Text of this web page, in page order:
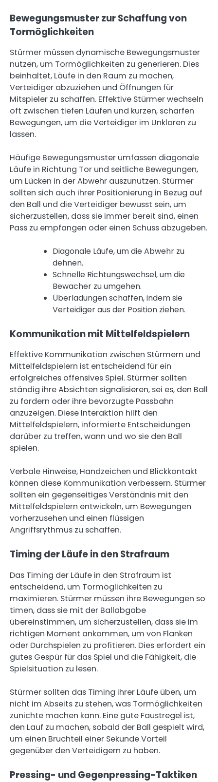
Bewegungsmuster zur Schaffung von
Tormöglichkeiten
Stürmer müssen dynamische Bewegungsmuster
nutzen, um Tormöglichkeiten zu generieren. Dies
beinhaltet, Läufe in den Raum zu machen,
Verteidiger abzuziehen und Öffnungen für
Mitspieler zu schaffen. Effektive Stürmer wechseln
oft zwischen tiefen Läufen und kurzen, scharfen
Bewegungen, um die Verteidiger im Unklaren zu
lassen.
Häufige Bewegungsmuster umfassen diagonale
Läufe in Richtung Tor und seitliche Bewegungen,
um Lücken in der Abwehr auszunutzen. Stürmer
sollten sich auch ihrer Positionierung in Bezug auf
den Ball und die Verteidiger bewusst sein, um
sicherzustellen, dass sie immer bereit sind, einen
Pass zu empfangen oder einen Schuss abzugeben.
Diagonale Läufe, um die Abwehr zu
dehnen.
Schnelle Richtungswechsel, um die
Bewacher zu umgehen.
Überladungen schaffen, indem sie
Verteidiger aus der Position ziehen.
Kommunikation mit Mittelfeldspielern
Effektive Kommunikation zwischen Stürmern und
Mittelfeldspielern ist entscheidend für ein
erfolgreiches offensives Spiel. Stürmer sollten
ständig ihre Absichten signalisieren, sei es, den Ball
zu fordern oder ihre bevorzugte Passbahn
anzuzeigen. Diese Interaktion hilft den
Mittelfeldspielern, informierte Entscheidungen
darüber zu treffen, wann und wo sie den Ball
spielen.
Verbale Hinweise, Handzeichen und Blickkontakt
können diese Kommunikation verbessern. Stürmer
sollten ein gegenseitiges Verständnis mit den
Mittelfeldspielern entwickeln, um Bewegungen
vorherzusehen und einen flüssigen
Angriffsrythmus zu schaffen.
Timing der Läufe in den Strafraum
Das Timing der Läufe in den Strafraum ist
entscheidend, um Tormöglichkeiten zu
maximieren. Stürmer müssen ihre Bewegungen so
timen, dass sie mit der Ballabgabe
übereinstimmen, um sicherzustellen, dass sie im
richtigen Moment ankommen, um von Flanken
oder Durchspielen zu profitieren. Dies erfordert ein
gutes Gespür für das Spiel und die Fähigkeit, die
Spielsituation zu lesen.
Stürmer sollten das Timing ihrer Läufe üben, um
nicht im Abseits zu stehen, was Tormöglichkeiten
zunichte machen kann. Eine gute Faustregel ist,
den Lauf zu machen, sobald der Ball gespielt wird,
um einen Bruchteil einer Sekunde Vorteil
gegenüber den Verteidigern zu haben.
Pressing- und Gegenpressing-Taktiken